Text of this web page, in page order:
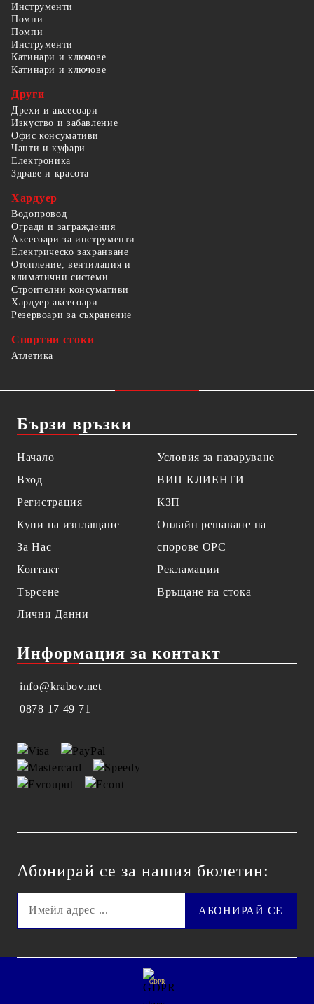
Инструменти
Помпи
Помпи
Инструменти
Катинари и ключове
Катинари и ключове
Други
Дрехи и аксесоари
Изкуство и забавление
Офис консумативи
Чанти и куфари
Електроника
Здраве и красота
Хардуер
Водопровод
Огради и заграждения
Аксесоари за инструменти
Електрическо захранване
Отопление, вентилация и
климатични системи
Строителни консумативи
Хардуер аксесоари
Резервоари за съхранение
Спортни стоки
Атлетика
Бързи връзки
Начало
Вход
Регистрация
Купи на изплащане
За Нас
Контакт
Търсене
Лични Данни
Условия за пазаруване
ВИП КЛИЕНТИ
КЗП
Онлайн решаване на
спорове OPC
Рекламации
Връщане на стока
Информация за контакт
info@krabov.net
0878 17 49 71
Абонирай се за нашия бюлетин:
GDPR